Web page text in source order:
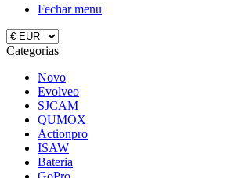
Fechar menu
Categorias
Novo
Evolveo
SJCAM
QUMOX
Actionpro
ISAW
Bateria